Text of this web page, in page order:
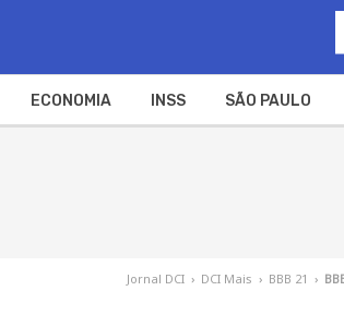
ECONOMIA INSS SÃO PAULO
Jornal DCI › DCI Mais › BBB 21 ›